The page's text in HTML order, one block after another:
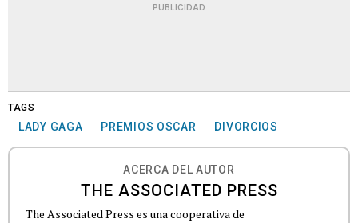
PUBLICIDAD
TAGS
LADY GAGA PREMIOS OSCAR DIVORCIOS
ACERCA DEL AUTOR
THE ASSOCIATED PRESS
The Associated Press es una cooperativa de